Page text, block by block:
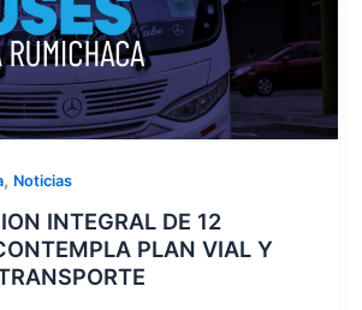
, Noticias
INTEGRAL DE 12
PLAN VIAL Y